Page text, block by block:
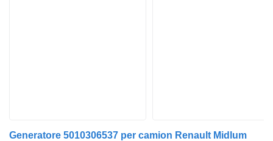
Generatore 5010306537 per camion Renault Midlum